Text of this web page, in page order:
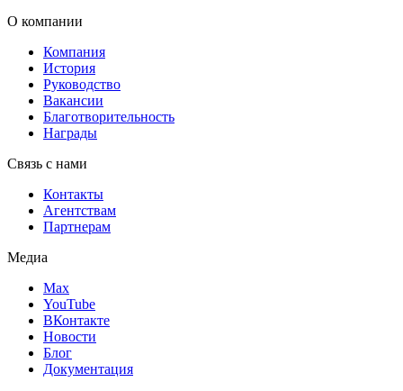
О компании
Компания
История
Руководство
Вакансии
Благотворительность
Награды
Связь с нами
Контакты
Агентствам
Партнерам
Медиа
Max
YouTube
ВКонтакте
Новости
Блог
Документация